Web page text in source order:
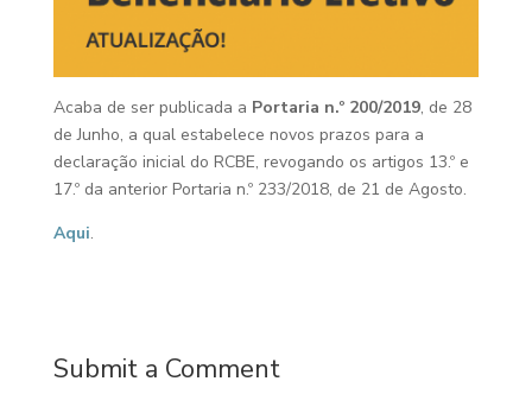
Acaba de ser publicada a Portaria n.º 200/2019, de 28
de Junho, a qual estabelece novos prazos para a
declaração inicial do RCBE, revogando os artigos 13.º e
17.º da anterior Portaria n.º 233/2018, de 21 de Agosto.
Aqui.
Submit a Comment